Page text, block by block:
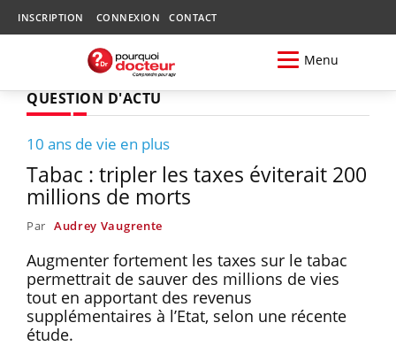
INSCRIPTION CONNEXION CONTACT
Menu
QUESTION D'ACTU
10 ans de vie en plus
Tabac : tripler les taxes éviterait 200
millions de morts
Par Audrey Vaugrente
Augmenter fortement les taxes sur le tabac
permettrait de sauver des millions de vies
tout en apportant des revenus
supplémentaires à l’Etat, selon une récente
étude.